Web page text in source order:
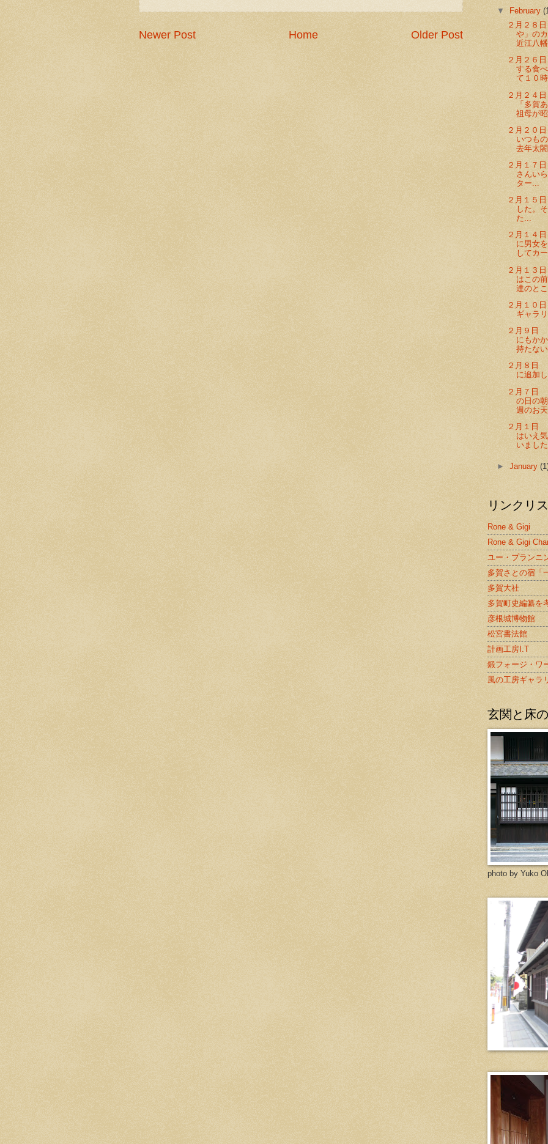
Newer Post Older Post
Home
▼
February
２月２８
や」の
近江八
２月２６
する食
て１０
２月２４
「多賀
祖母が
２月２０
いつも
去年太
２月１７
さんい
ター...
２月１５
した。
た...
２月１４
に男女
してカ
２月１３
はこの
達のと
２月１０
ギャラ
２月９日
にもか
持たな
２月８日
に追加
２月７日
の日の
週のお
２月１日
はいえ
いまし
►January
リンクリ
Rone & Gigi
Rone & Gigi
ユー・プランニ
多賀さとの宿「
多賀大社
多賀町史編纂を
彦根城博物館
松宮書法館
計画工房I.T
鍛フォージ・ワ
風の工房ギャ
玄関と床
photo by Yuko